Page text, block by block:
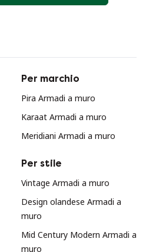
Per marchio
Pira Armadi a muro
Karaat Armadi a muro
Meridiani Armadi a muro
Per stile
Vintage Armadi a muro
Design olandese Armadi a
muro
Mid Century Modern Armadi a
muro